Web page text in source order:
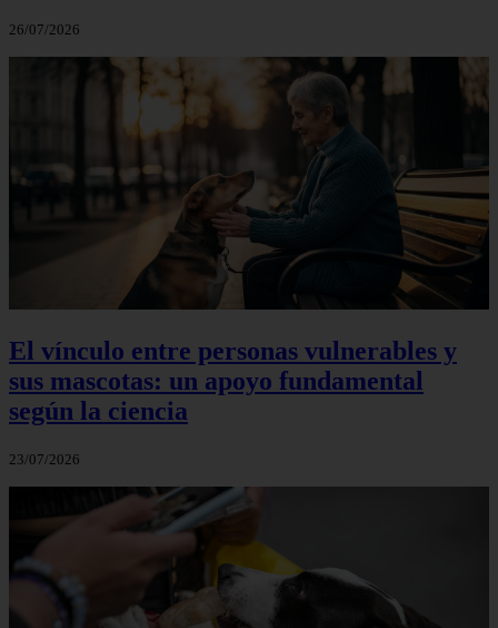
26/07/2026
El vínculo entre personas vulnerables y
sus mascotas: un apoyo fundamental
según la ciencia
23/07/2026